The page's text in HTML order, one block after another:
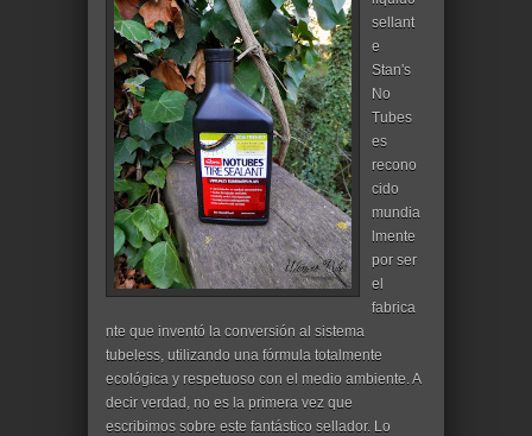
sellant
e
Stan's
No
Tubes
es
recono
cido
mundia
lmente
por ser
el
fabrica
nte que inventó la conversión al sistema
tubeless, utilizando una fórmula totalmente
ecológica y respetuoso con el medio ambiente. A
decir verdad, no es la primera vez que
escribimos sobre este fantástico sellador. Lo